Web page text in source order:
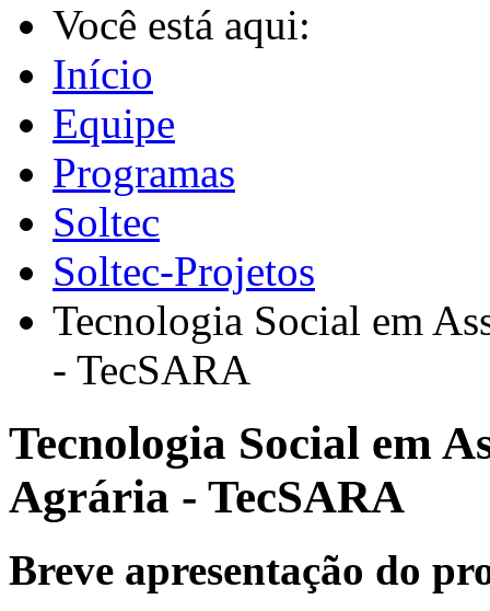
Você está aqui:
Início
Equipe
Programas
Soltec
Soltec-Projetos
Tecnologia Social em
- TecSARA
Tecnologia Social em
Agrária - TecSARA
Breve apresentação do